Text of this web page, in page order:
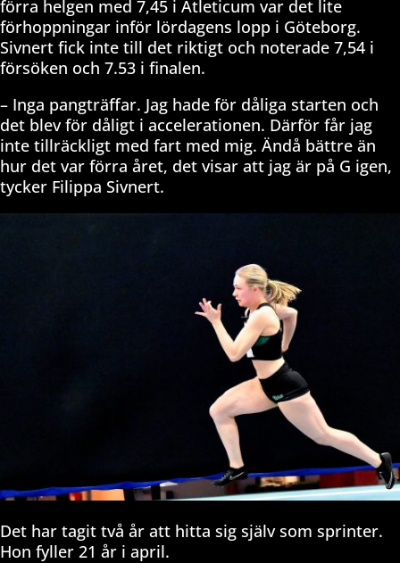
förra helgen med 7,45 i Atleticum var det lite
förhoppningar inför lördagens lopp i Göteborg.
Sivnert fick inte till det riktigt och noterade 7,54 i
försöken och 7.53 i finalen.
– Inga pangträffar. Jag hade för dåliga starten och
det blev för dåligt i accelerationen. Därför får jag
inte tillräckligt med fart med mig. Ändå bättre än
hur det var förra året, det visar att jag är på G igen,
tycker Filippa Sivnert.
Det har tagit två år att hitta sig själv som sprinter.
Hon fyller 21 år i april.